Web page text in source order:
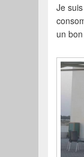
Je
un